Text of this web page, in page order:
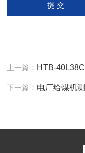
上一篇： HTB-
下一篇： 电厂给煤机测